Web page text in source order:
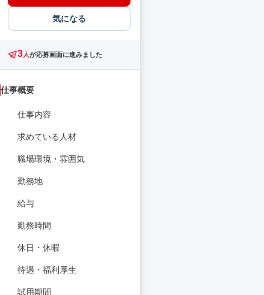
気になる
3人が応募画面に進みました
仕事概要
仕事内容
求めている人材
職場環境・雰囲気
勤務地
給与
勤務時間
休日・休暇
待遇・福利厚生
試用期間